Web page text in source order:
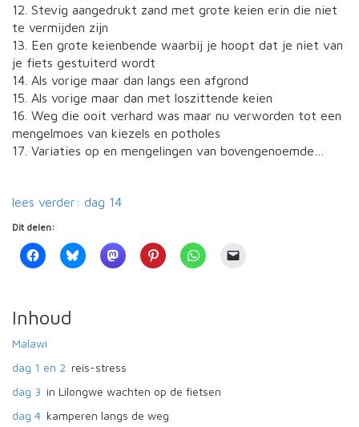
12. Stevig aangedrukt zand met grote keien erin die niet
te vermijden zijn
13. Een grote keienbende waarbij je hoopt dat je niet van
je fiets gestuiterd wordt
14. Als vorige maar dan langs een afgrond
15. Als vorige maar dan met loszittende keien
16. Weg die ooit verhard was maar nu verworden tot een
mengelmoes van kiezels en potholes
17. Variaties op en mengelingen van bovengenoemde…
lees verder: dag 14
Dit delen:
Inhoud
Malawi
dag 1 en 2 reis-stress
dag 3 in Lilongwe wachten op de fietsen
dag 4 kamperen langs de weg